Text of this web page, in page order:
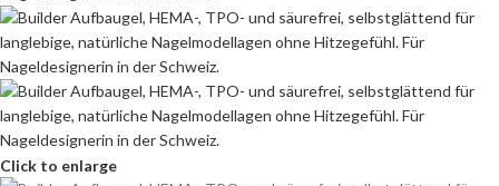
Click to enlarge